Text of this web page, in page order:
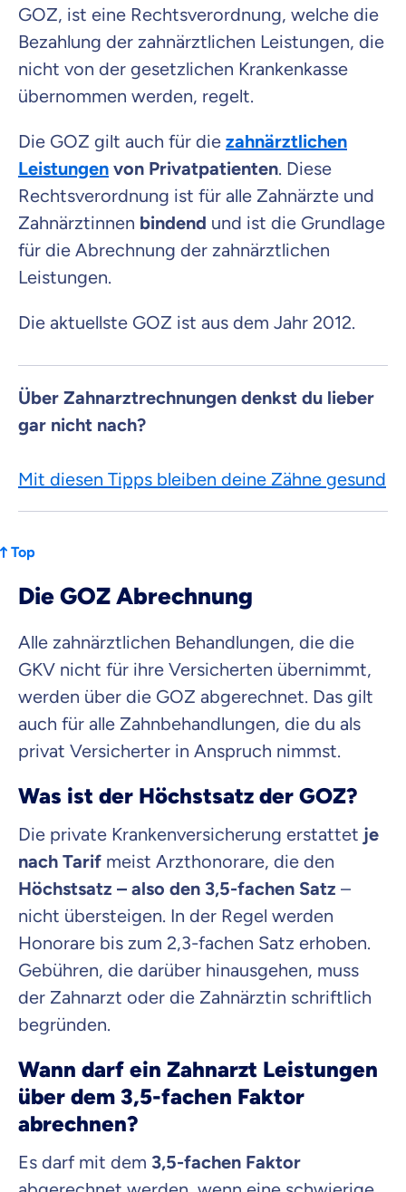
GOZ, ist eine Rechtsverordnung, welche die
Bezahlung der zahnärztlichen Leistungen, die
nicht von der gesetzlichen Krankenkasse
übernommen werden, regelt.
Die GOZ gilt auch für die zahnärztlichen
Leistungen von Privatpatienten. Diese
Rechtsverordnung ist für alle Zahnärzte und
Zahnärztinnen bindend und ist die Grundlage
für die Abrechnung der zahnärztlichen
Leistungen.
Die aktuellste GOZ ist aus dem Jahr 2012.
Über Zahnarztrechnungen denkst du lieber
gar nicht nach?
Mit diesen Tipps bleiben deine Zähne gesund
Top
Die GOZ Abrechnung
Alle zahnärztlichen Behandlungen, die die
GKV nicht für ihre Versicherten übernimmt,
werden über die GOZ abgerechnet. Das gilt
auch für alle Zahnbehandlungen, die du als
privat Versicherter in Anspruch nimmst.
Was ist der Höchstsatz der GOZ?
Die private Krankenversicherung erstattet je
nach Tarif meist Arzthonorare, die den
Höchstsatz – also den 3,5-fachen Satz –
nicht übersteigen. In der Regel werden
Honorare bis zum 2,3-fachen Satz erhoben.
Gebühren, die darüber hinausgehen, muss
der Zahnarzt oder die Zahnärztin schriftlich
begründen.
Wann darf ein Zahnarzt Leistungen
über dem 3,5-fachen Faktor
abrechnen?
Es darf mit dem 3,5-fachen Faktor